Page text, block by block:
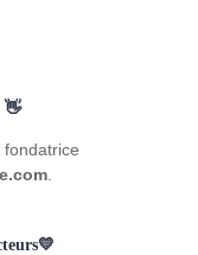
👋
fondatrice